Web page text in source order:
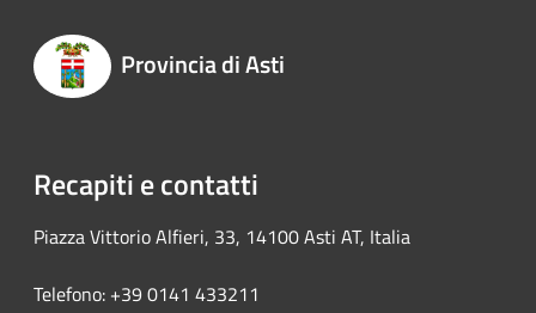
Provincia di Asti
Recapiti e contatti
Piazza Vittorio Alfieri, 33, 14100 Asti AT, Italia
Telefono: +39 0141 433211